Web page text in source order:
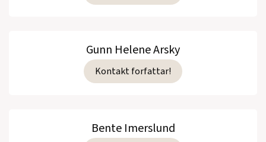
Gunn Helene Arsky
Kontakt forfattar!
Bente Imerslund